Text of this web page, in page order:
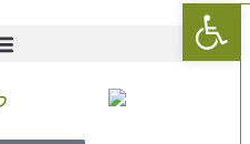
Open toolbar